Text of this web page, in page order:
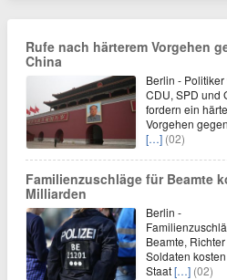
Rufe nach härterem Vorgehen
China
Berlin - Politiker
CDU, SPD und
fordern ein
Vorgehen gegen
[…] (02)
Familienzuschläge für Beamte
Milliarden
Berlin -
Beamte,
Soldaten
Staat[…] (02)